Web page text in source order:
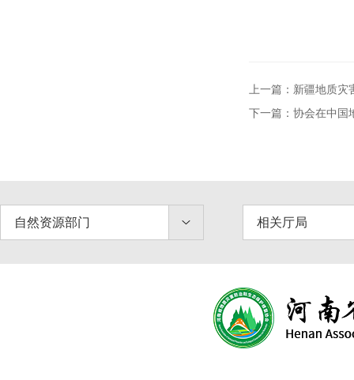
上一篇：新疆地质
下一篇：协会在中国
自然资源部门 相关厅局